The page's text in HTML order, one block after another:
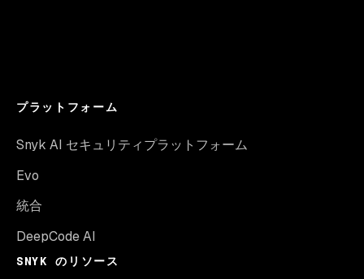
プラットフォーム
Snyk AI セキュリティプラットフォーム
Evo
統合
DeepCode AI
SNYK のリソース